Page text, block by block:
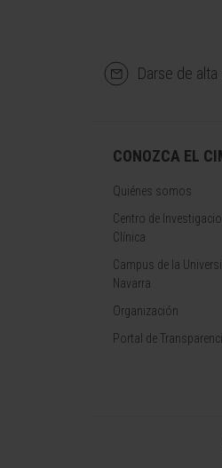
Darse de
CONOZCA EL
Quiénes somos
Centro de
Clínica
Campus de la
Navarra
Organización
Portal de